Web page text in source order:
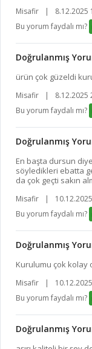
Misafir |
8.12.2025
Bu yorum faydalı mı?
Doğrulanmış
ürün çok güzeldi
Misafir |
8.12.2025
Bu yorum faydalı mı?
Doğrulanmış
En başta dursun
söyledikleri ebatta
da çok geçti sakın
Misafir |
Bu yorum faydalı mı?
Doğrulanmış
Kurulumu çok kolay
Misafir |
Bu yorum faydalı mı?
Doğrulanmış